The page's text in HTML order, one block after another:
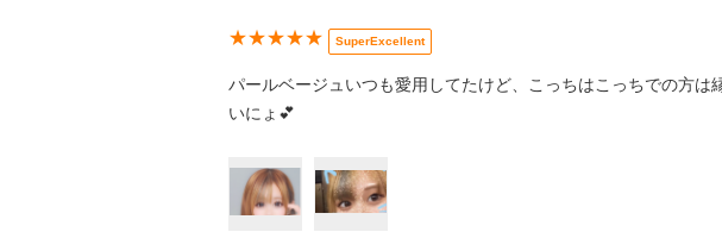
★★★★★ SuperExcellent
パールベージュいつも愛用してたけど、こっちはこっちでの方
いにょ💕